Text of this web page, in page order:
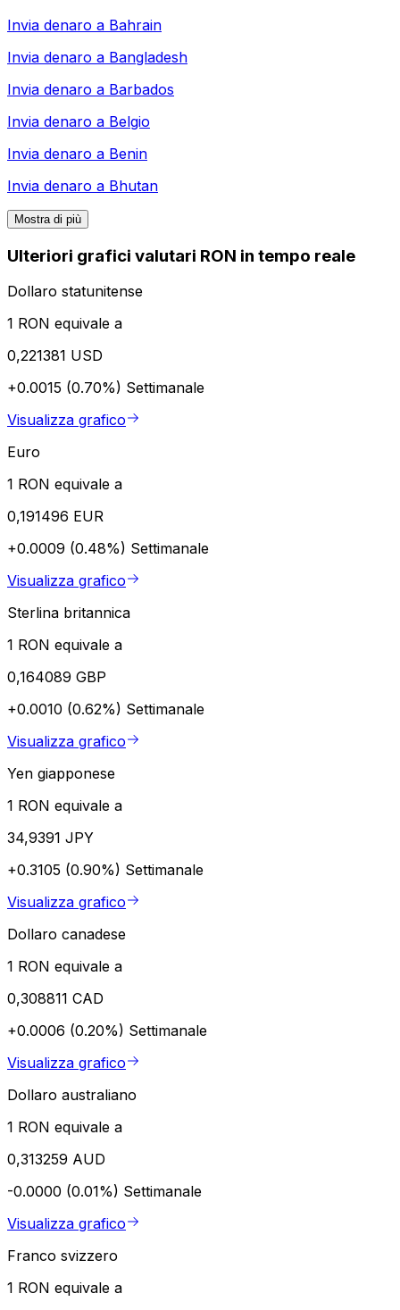
Invia denaro a Bahrain
Invia denaro a Bangladesh
Invia denaro a Barbados
Invia denaro a Belgio
Invia denaro a Benin
Invia denaro a Bhutan
Mostra di più
Ulteriori grafici valutari RON in tempo reale
Dollaro statunitense
1 RON equivale a
0,221381 USD
+0.0015 (0.70%) Settimanale
Visualizza grafico
Euro
1 RON equivale a
0,191496 EUR
+0.0009 (0.48%) Settimanale
Visualizza grafico
Sterlina britannica
1 RON equivale a
0,164089 GBP
+0.0010 (0.62%) Settimanale
Visualizza grafico
Yen giapponese
1 RON equivale a
34,9391 JPY
+0.3105 (0.90%) Settimanale
Visualizza grafico
Dollaro canadese
1 RON equivale a
0,308811 CAD
+0.0006 (0.20%) Settimanale
Visualizza grafico
Dollaro australiano
1 RON equivale a
0,313259 AUD
-0.0000 (0.01%) Settimanale
Visualizza grafico
Franco svizzero
1 RON equivale a